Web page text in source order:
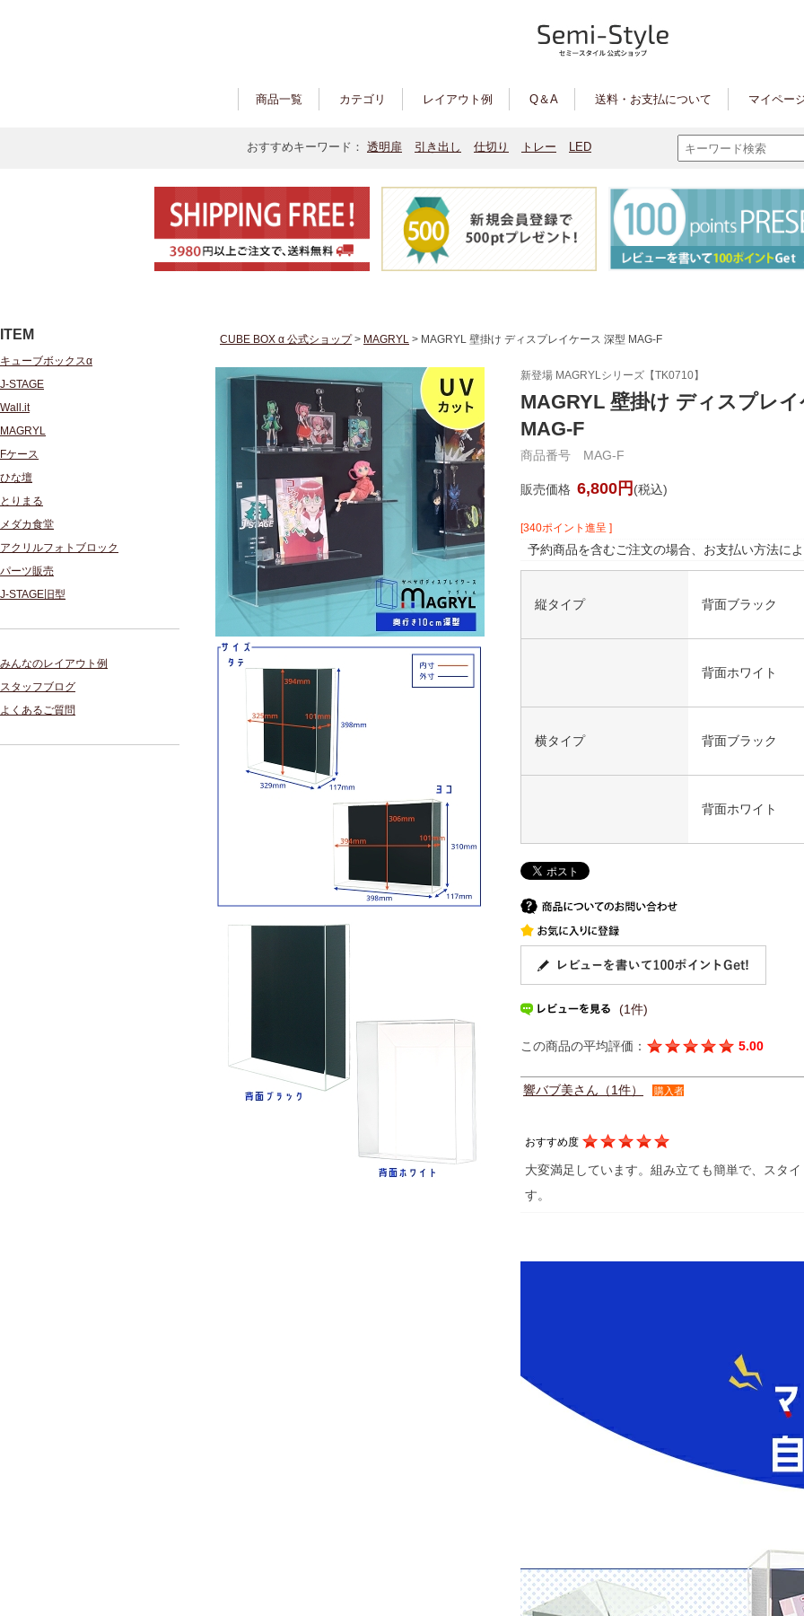
商品一覧 カテゴリ レイアウト例 Q＆A 送料・お支払について マイペー
おすすめキーワード： 透明扉 引き出し 仕切り トレー LED
ITEM
キューブボックスα
J-STAGE
Wall.it
MAGRYL
Fケース
ひな壇
とりまる
メダカ食堂
アクリルフォトブロック
パーツ販売
J-STAGE旧型
みんなのレイアウト例
スタッフブログ
よくあるご質問
CUBE BOX α 公式ショップ> MAGRYL > MAGRYL 壁掛け ディスプレイケース 深型 MAG-F
新登場 MAGRYLシリーズ【TK0710】
MAGRYL 壁掛け ディスプレ
MAG-F
商品番号 MAG-F
販売価格 6,800円 (税込)
[340ポイント進呈 ]
予約商品を含むご注文の場合、お支払い方法に
縦タイプ 背面ブラック
背面ホワイト
横タイプ 背面ブラック
背面ホワイト
(1件)
この商品の平均評価： 5.00
響バブ美さん（1件） 購入者
おすすめ度
大変満足しています。組み立ても簡単で、スタ
す。